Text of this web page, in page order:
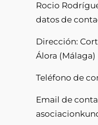
Rocio
datos de
Dirección:
Álora (Málaga)
Teléfono de
Email de